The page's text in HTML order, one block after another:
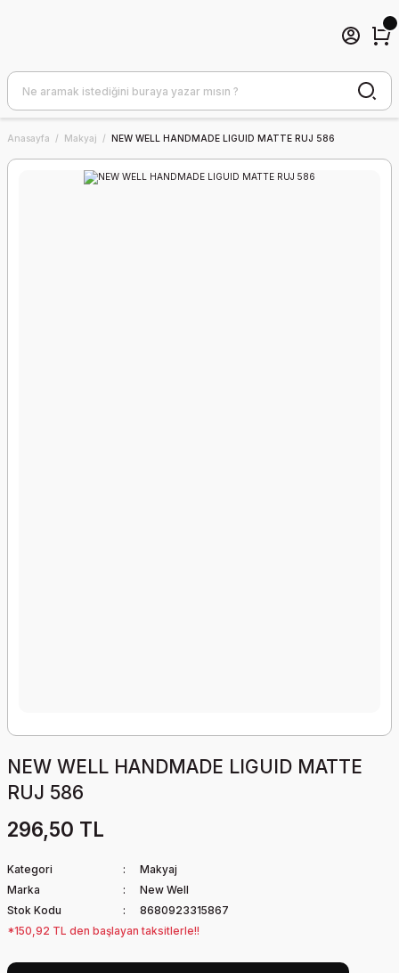
Anasayfa Makyaj NEW WELL HANDMADE LIGUID MATTE RUJ 586
NEW WELL HANDMADE LIGUID MATTE
RUJ 586
296,50 TL
Kategori
Makyaj
Marka
New Well
Stok Kodu
8680923315867
*150,92 TL den başlayan taksitlerle!!